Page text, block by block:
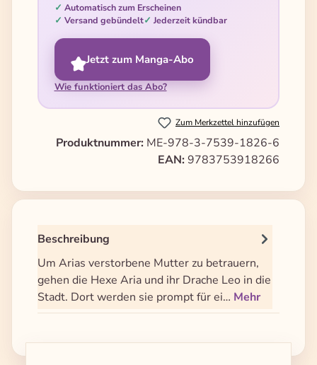
Automatisch zum Erscheinen
Versand gebündelt
Jederzeit kündbar
Jetzt zum Manga-Abo
Wie funktioniert das Abo?
Zum Merkzettel hinzufügen
Produktnummer: ME-978-3-7539-1826-6
EAN: 9783753918266
Beschreibung
Um Arias verstorbene Mutter zu betrauern,
gehen die Hexe Aria und ihr Drache Leo in die
Stadt. Dort werden sie prompt für ei… Mehr